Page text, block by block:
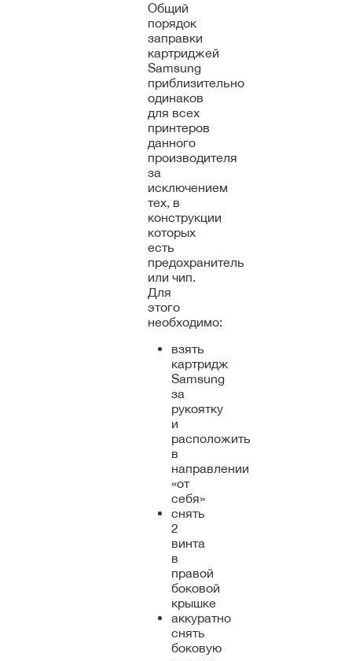
Общий
порядок
заправки
картриджей
Samsung
приблизительно
одинаков
для всех
принтеров
данного
производителя
за
исключением
тех, в
конструкции
которых
есть
предохранитель
или чип.
Для
этого
необходимо:
взять
картридж
Samsung
за
рукоятку
и
расположить
в
направлении
«от
себя»
снять
2
винта
в
правой
боковой
крышке
аккуратно
снять
боковую